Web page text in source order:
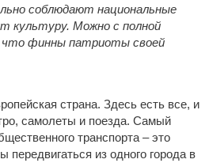
соблюдают национальные
культуру. Можно с полной
что финны патриоты своей
страна. Здесь есть все, и
самолеты и поезда. Самый
транспорта – это
передвигаться из одного города в